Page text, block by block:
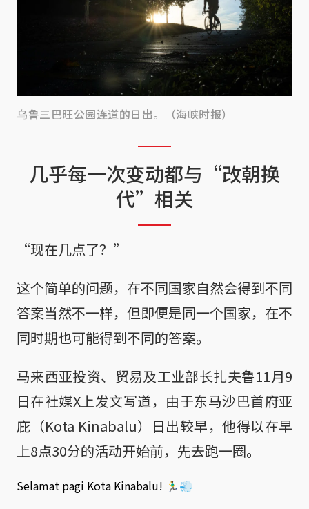
乌鲁三巴旺公园连道的日出。（海峡时报）
几乎每一次变动都与“改朝换
代”相关
“现在几点了？”
这个简单的问题，在不同国家自然会得到不同
答案当然不一样，但即便是同一个国家，在不
同时期也可能得到不同的答案。
马来西亚投资、贸易及工业部长扎夫鲁11月9
日在社媒X上发文写道，由于东马沙巴首府亚
庇（Kota Kinabalu）日出较早，他得以在早
上8点30分的活动开始前，先去跑一圈。
Selamat pagi Kota Kinabalu! 🏃‍♂️💨